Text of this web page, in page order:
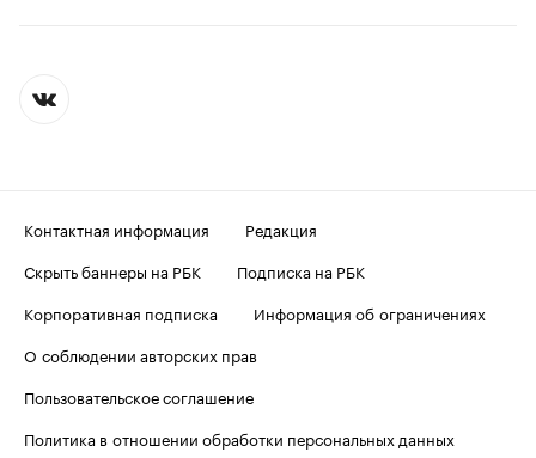
Контактная информация
Редакция
Скрыть баннеры на РБК
Подписка на РБК
Корпоративная подписка
Информация об ограничениях
О соблюдении авторских прав
Пользовательское соглашение
Политика в отношении обработки персональных данных